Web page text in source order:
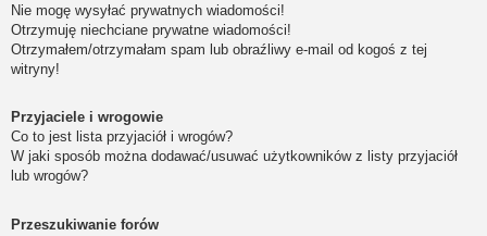
Nie mogę wysyłać prywatnych wiadomości!
Otrzymuję niechciane prywatne wiadomości!
Otrzymałem/otrzymałam spam lub obraźliwy e-mail od kogoś z tej
witryny!
Przyjaciele i wrogowie
Co to jest lista przyjaciół i wrogów?
W jaki sposób można dodawać/usuwać użytkowników z listy przyjaciół
lub wrogów?
Przeszukiwanie forów